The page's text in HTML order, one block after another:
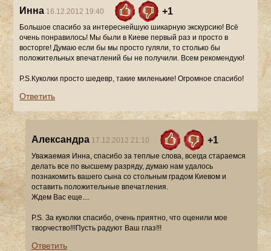
Инна 16.12.2012 19:40 +1
Большое спасибо за интереснейшую шикарную экскурсию! Всё
очень понравилось! Мы были в Киеве первый раз и просто в
восторге! Думаю если бы мы просто гуляли, то столько бы
положительных впечатлений бы не получили. Всем рекомендую!
P.S.Куколки просто шедевр, такие миленькие! Огромное спасибо!
Ответить
Александра 17.12.2012 21:10 +1
Уважаемая Инна, спасибо за теплые слова, всегда стараемся
делать все по высшему разряду, думаю нам удалось
познакомить вашего сына со стольным градом Киевом и
оставить положительные впечатления.
Ждем Вас еще....
P.S. За куколки спасибо, очень приятно, что оценили мое
творчество!!!Пусть радуют Ваш глаз!!!
Ответить